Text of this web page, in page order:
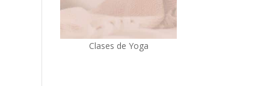
Clases de Yoga